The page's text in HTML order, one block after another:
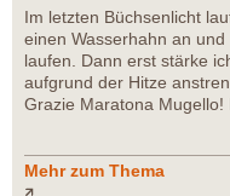
Im letzten Büchsenlicht
einen Wasserhahn an
laufen. Dann erst stärke
aufgrund der Hitze
Grazie Maratona Mugello!
Mehr zum Thema